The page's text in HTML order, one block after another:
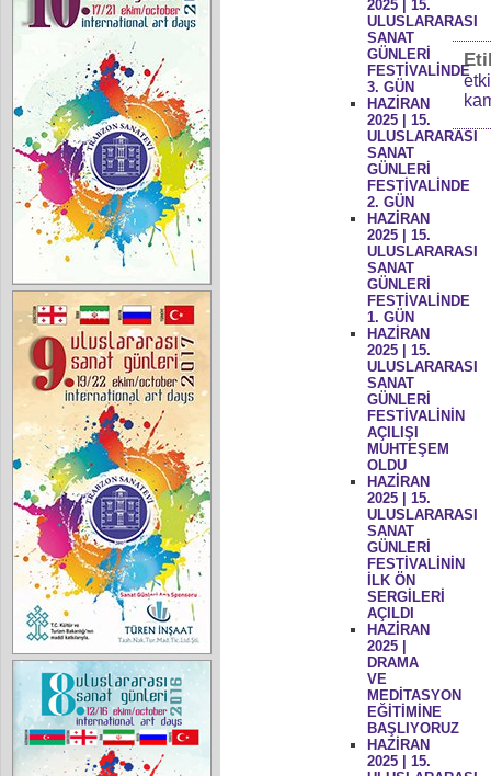
2025 | 15.
ULUSLARARASI
SANAT
GÜNLERİ
FESTİVALİNDE
3. GÜN
HAZİRAN
2025 | 15.
ULUSLARARASI
SANAT
GÜNLERİ
FESTİVALİNDE
2. GÜN
HAZİRAN
2025 | 15.
ULUSLARARASI
SANAT
GÜNLERİ
FESTİVALİNDE
1. GÜN
HAZİRAN
2025 | 15.
ULUSLARARASI
SANAT
GÜNLERİ
FESTİVALİNİN
AÇILIŞI
MUHTEŞEM
OLDU
HAZİRAN
2025 | 15.
ULUSLARARASI
SANAT
GÜNLERİ
FESTİVALİNİN
İLK ÖN
SERGİLERİ
AÇILDI
HAZİRAN
2025 |
DRAMA
VE
MEDİTASYON
EĞİTİMİNE
BAŞLIYORUZ
HAZİRAN
2025 | 15.